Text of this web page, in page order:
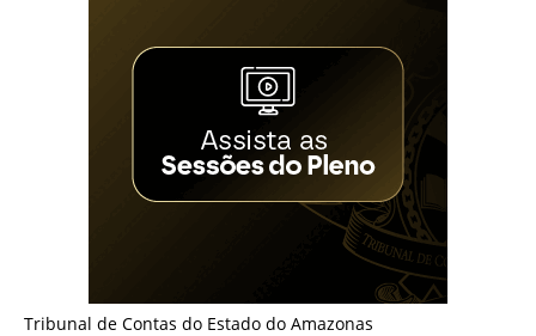
Tribunal de Contas do Estado do Amazonas